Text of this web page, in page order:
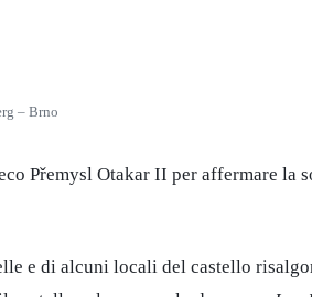
– Brno
Přemysl Otakar II per affermare la
e di alcuni locali del castello